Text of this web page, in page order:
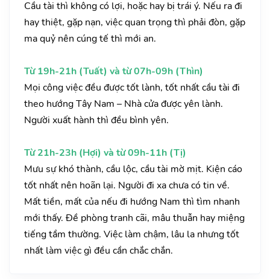
Cầu tài thì không có lợi, hoặc hay bị trái ý. Nếu ra đi
hay thiệt, gặp nạn, việc quan trọng thì phải đòn, gặp
ma quỷ nên cúng tế thì mới an.
Từ 19h-21h (Tuất) và từ 07h-09h (Thìn)
Mọi công việc đều được tốt lành, tốt nhất cầu tài đi
theo hướng Tây Nam – Nhà cửa được yên lành.
Người xuất hành thì đều bình yên.
Từ 21h-23h (Hợi) và từ 09h-11h (Tị)
Mưu sự khó thành, cầu lộc, cầu tài mờ mịt. Kiện cáo
tốt nhất nên hoãn lại. Người đi xa chưa có tin về.
Mất tiền, mất của nếu đi hướng Nam thì tìm nhanh
mới thấy. Đề phòng tranh cãi, mâu thuẫn hay miệng
tiếng tầm thường. Việc làm chậm, lâu la nhưng tốt
nhất làm việc gì đều cần chắc chắn.